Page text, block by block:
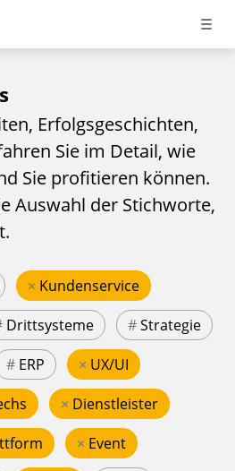
Erfolgsgeschichten,
Sie im Detail, wie
Sie profitieren können.
Auswahl der Stichworte,
× Kundenservice
Drittsysteme #Strategie
# ERP × UX/UI
× Dienstleister
× Event